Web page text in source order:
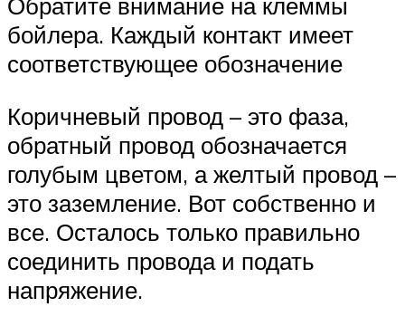
Обратите внимание на клеммы
бойлера. Каждый контакт имеет
соответствующее обозначение
Коричневый провод – это фаза,
обратный провод обозначается
голубым цветом, а желтый провод –
это заземление. Вот собственно и
все. Осталось только правильно
соединить провода и подать
напряжение.